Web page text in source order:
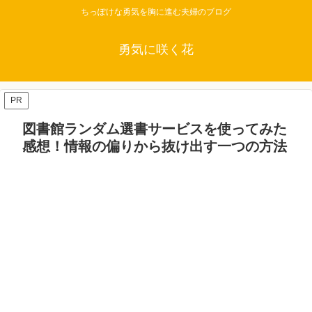
ちっぽけな勇気を胸に進む夫婦のブログ
勇気に咲く花
PR
図書館ランダム選書サービスを使ってみた
感想！情報の偏りから抜け出す一つの方法